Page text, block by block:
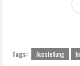
Tags: Ausstellung